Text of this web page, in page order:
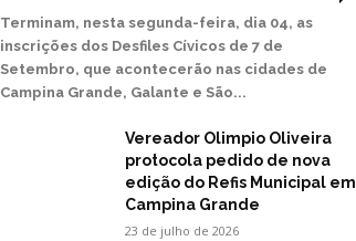
Terminam, nesta segunda-feira, dia 04, as
inscrições dos Desfiles Cívicos de 7 de
Setembro, que acontecerão nas cidades de
Campina Grande, Galante e São...
Vereador Olimpio Oliveira
protocola pedido de nova
edição do Refis Municipal em
Campina Grande
23 de julho de 2026